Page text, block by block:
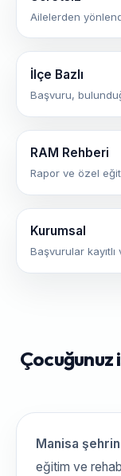
Ailelerden
İlçe Bazlı
Başvuru,
RAM Rehberi
Rapor ve özel
Kurumsal
Başvurular
Çocuğunuz
Manisa
eğitim ve